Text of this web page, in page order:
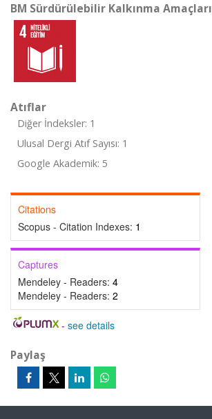
BM Sürdürülebilir Kalkınma Amaçları
Atıflar
Diğer İndeksler: 1
Ulusal Dergi Atıf Sayısı: 1
Google Akademik: 5
Citations
Scopus - Citation Indexes: 1
Captures
Mendeley - Readers: 4
Mendeley - Readers: 2
- see details
Paylaş